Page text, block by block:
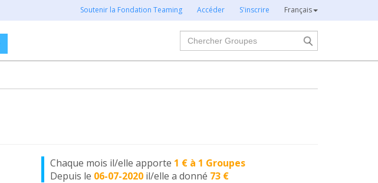
Soutenir la Fondation Teaming Accéder S'inscrire Français
Chercher
Chaque mois il/elle apporte 1 € à 1 Groupes
Depuis le 06-07-2020 il/elle a donné 73 €